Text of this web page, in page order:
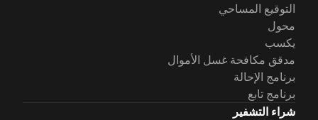
التوقيع المساحي
محول
يكسب
مدقق مكافحة غسل الأموال
برنامج الإحالة
برنامج تابع
شراء التشفير